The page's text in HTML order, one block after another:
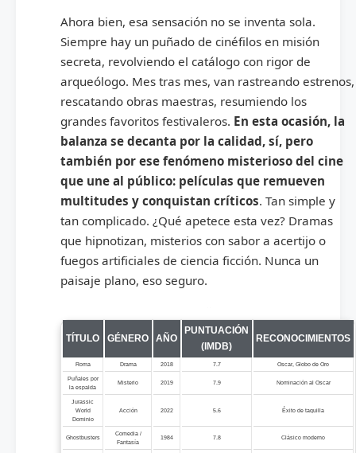
Ahora bien, esa sensación no se inventa sola.
Siempre hay un puñado de cinéfilos en misión
secreta, revolviendo el catálogo con rigor de
arqueólogo. Mes tras mes, van rastreando estrenos,
rescatando obras maestras, resumiendo los
grandes favoritos festivaleros. En esta ocasión, la
balanza se decanta por la calidad, sí, pero
también por ese fenómeno misterioso del cine
que une al público: películas que remueven
multitudes y conquistan críticos. Tan simple y
tan complicado. ¿Qué apetece esta vez? Dramas
que hipnotizan, misterios con sabor a acertijo o
fuegos artificiales de ciencia ficción. Nunca un
paisaje plano, eso seguro.
TÍTULO GÉNERO AÑO
PUNTUACIÓN
(IMDB)
RECONOCIMIENTOS
Roma Drama 2018 7.7 Oscar, Globo de Oro
Puñales por
la espalda
Misterio 2019 7.9 Nominación al Oscar
Jurassic
World
Dominio
Acción 2022 5.6 Éxito de taquilla
Ghostbusters
Comedia /
Fantasía
1984 7.8 Clásico moderno